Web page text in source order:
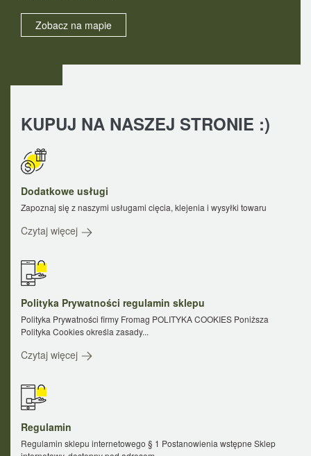
Zobacz na mapie
KUPUJ NA NASZEJ STRONIE :)
Dodatkowe usługi
Zapoznaj się z naszymi usługami cięcia, klejenia i wysyłki towaru
Czytaj więcej
Polityka Prywatności regulamin sklepu
Polityka Prywatności firmy Fromag POLITYKA COOKIES Poniższa
Polityka Cookies określa zasady...
Czytaj więcej
Regulamin
Regulamin sklepu internetowego § 1 Postanowienia wstępne Sklep